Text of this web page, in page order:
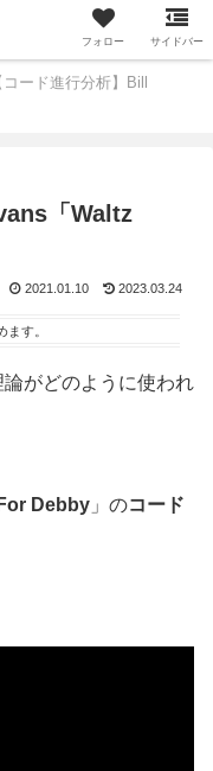
う」ためのサイト
コード進行分析】Bill
「Waltz
2021.01.10 2023.03.24
ます。
がどのように使われ
Debby 」のコード
フォロー サイドバー